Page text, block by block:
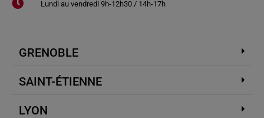
Lundi au vendredi 9h-12h30 / 14h-17h
GRENOBLE
SAINT-ÉTIENNE
LYON